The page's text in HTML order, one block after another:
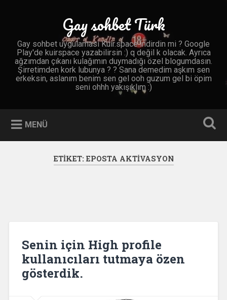
Gay sohbet Türk
Gay sohbet uygulaması Kuir.space indirdin mi ? Google
Play'de kuirspace yazabilirsin :) q değil k olacak. Ayrıca
ağzımdan çıkanı kulağımın duymadığı özel blogumdasın.
Şirretimden kork lubunya ? ? Sana demedim aşkım sen
erkeksin, aslanım benim sen gel ooh guzum gel bi öpim
seni ohhh yakışıklım :)
MENÜ
ETIKET: EPOSTA AKTIVASYON
Senin için High profile
kullanıcıları tutmaya özen
gösterdik.